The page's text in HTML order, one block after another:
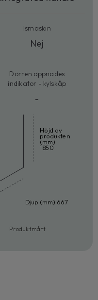
Ismaskin
Nej
Dörren öppnades
indikator - kylskåp
-
Höjd av
produkten
(mm)
1850
Djup (mm) 667
Produktmått